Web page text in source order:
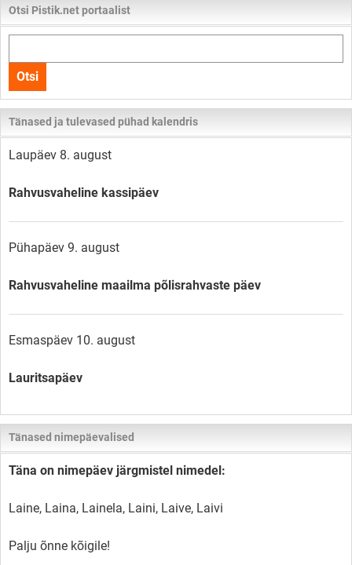
Otsi Pistik.net portaalist
kogu
lehelt
Otsi
Tänased ja tulevased pühad kalendris
Laupäev 8. august
Rahvusvaheline kassipäev
Pühapäev 9. august
Rahvusvaheline maailma põlisrahvaste päev
Esmaspäev 10. august
Lauritsapäev
Tänased nimepäevalised
Täna on nimepäev järgmistel nimedel:
Laine, Laina, Lainela, Laini, Laive, Laivi
Palju õnne kõigile!